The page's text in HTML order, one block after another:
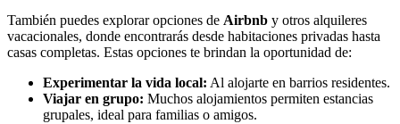
También puedes explorar opciones de Airbnb y otros alquileres
vacacionales, donde encontrarás desde habitaciones privadas hasta
casas completas. Estas opciones te brindan la oportunidad de:
Experimentar la vida local: Al alojarte en barrios residentes.
Viajar en grupo: Muchos alojamientos permiten estancias
grupales, ideal para familias o amigos.